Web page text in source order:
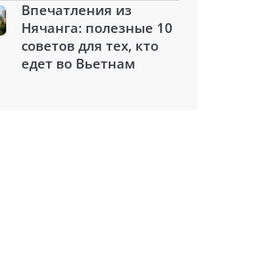
Впечатления из
Нячанга: полезные 10
советов для тех, кто
едет во Вьетнам